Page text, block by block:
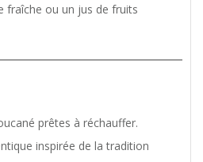
fraîche ou un jus de fruits
prêtes à réchauffer.
inspirée de la tradition